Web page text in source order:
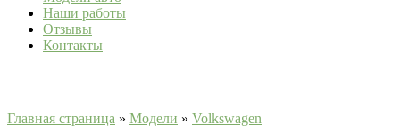
Наши работы
Отзывы
Контакты
Главная страница » Модели » Volkswagen